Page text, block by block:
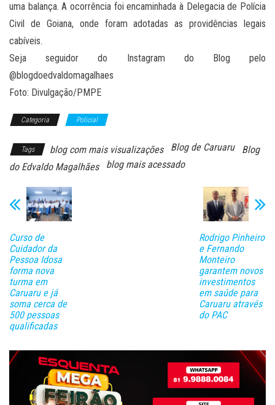
uma balança. A ocorrência foi encaminhada à Delegacia de Polícia
Civil de Goiana, onde foram adotadas as providências legais
cabíveis.
Seja seguidor do Instagram do Blog pelo
@blogdoedvaldomagalhaes
Foto: Divulgação/PMPE
Categoria Policial
Tags blog com mais visualizações Blog de Caruaru
Blog
do Edvaldo Magalhães
blog mais acessado
Curso de
Cuidador da
Pessoa Idosa
forma nova
turma em
Caruaru e já
soma cerca de
500 pessoas
qualificadas
Rodrigo Pinheiro
e Fernando
Monteiro
garantem novos
investimentos
em saúde para
Caruaru através
do PAC